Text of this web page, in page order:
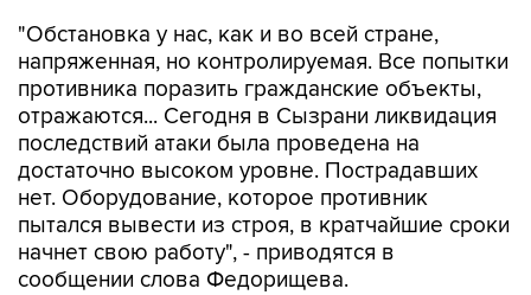
"Обстановка у нас, как и во всей стране,
напряженная, но контролируемая. Все попытки
противника поразить гражданские объекты,
отражаются... Сегодня в Сызрани ликвидация
последствий атаки была проведена на
достаточно высоком уровне. Пострадавших
нет. Оборудование, которое противник
пытался вывести из строя, в кратчайшие сроки
начнет свою работу", - приводятся в
сообщении слова Федорищева.